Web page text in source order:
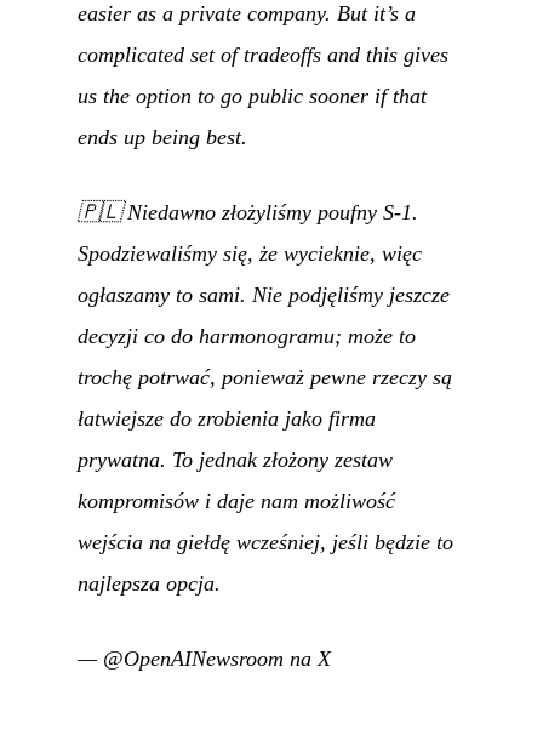
easier as a private company. But it’s a
complicated set of tradeoffs and this gives
us the option to go public sooner if that
ends up being best.
🇵🇱Niedawno złożyliśmy poufny S-1.
Spodziewaliśmy się, że wycieknie, więc
ogłaszamy to sami. Nie podjęliśmy jeszcze
decyzji co do harmonogramu; może to
trochę potrwać, ponieważ pewne rzeczy są
łatwiejsze do zrobienia jako firma
prywatna. To jednak złożony zestaw
kompromisów i daje nam możliwość
wejścia na giełdę wcześniej, jeśli będzie to
najlepsza opcja.
— @OpenAINewsroom na X